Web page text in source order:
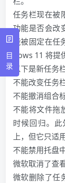
任务栏现在被
功能是否会改
能被固定在
dows 11 将提
以下是新任务
不能改变任务
不能撤消组合
不能将文件拖
时候回归。
上，但它只适
不能禁用托盘
微软取消了查
微软删除了任
目
录